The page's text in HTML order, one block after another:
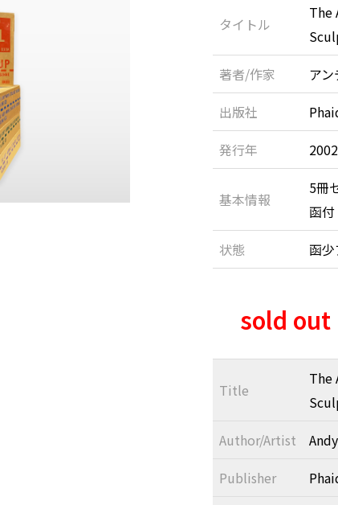
タイトル
The
著者/作家
ア
出版社
発行年
基本情報
5冊
函
状態
函
sold out
Title
The
Author/Artist
Publisher